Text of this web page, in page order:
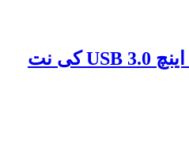
باکس هارد فلزی 2٫5 اینچ USB 3.0 کی نت